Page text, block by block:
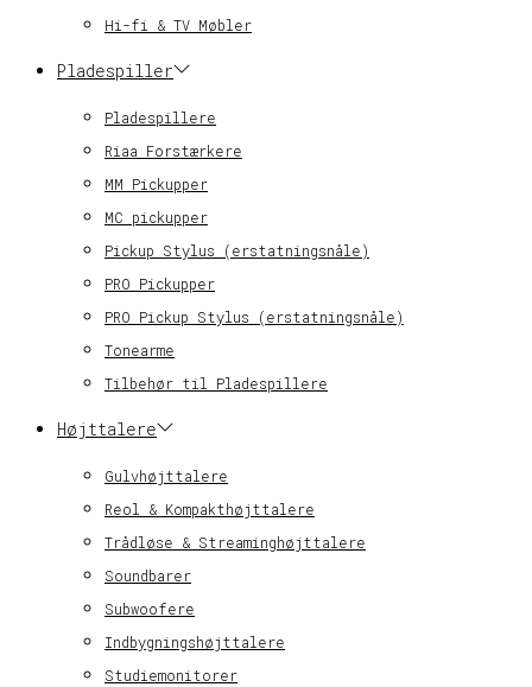
Hi-fi & TV Møbler
Pladespiller
Pladespillere
Riaa Forstærkere
MM Pickupper
MC pickupper
Pickup Stylus (erstatningsnåle)
PRO Pickupper
PRO Pickup Stylus (erstatningsnåle)
Tonearme
Tilbehør til Pladespillere
Højttalere
Gulvhøjttalere
Reol & Kompakthøjttalere
Trådløse & Streaminghøjttalere
Soundbarer
Subwoofere
Indbygningshøjttalere
Studiemonitorer